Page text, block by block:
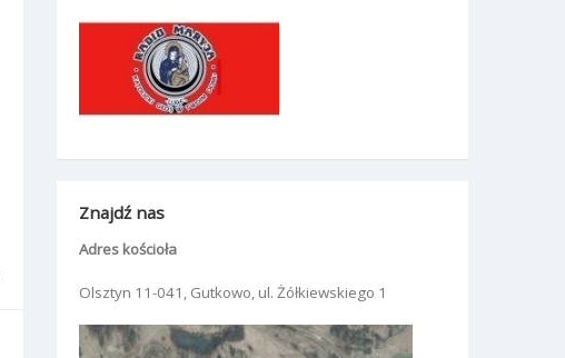
Znajdź nas
Adres kościoła
Olsztyn 11-041, Gutkowo, ul. Żółkiewskiego 1